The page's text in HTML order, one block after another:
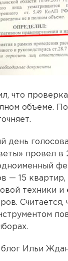
что
объеме.
день
провел в
— 15 квартир,
техники
Считается,
Ильи